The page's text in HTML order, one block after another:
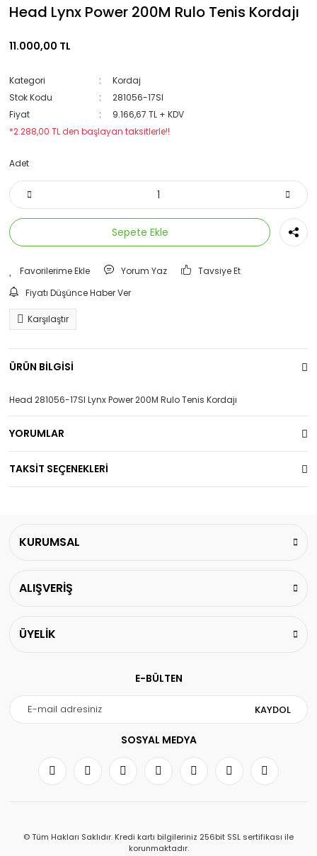
Head Lynx Power 200M Rulo Tenis Kordajı
11.000,00 TL
Kategori
Kordaj
Stok Kodu
281056-17SI
Fiyat
9.166,67 TL + KDV
*2.288,00 TL den başlayan taksitlerle!!
Adet
Sepete Ekle
Yorum Yaz
Tavsiye Et
Fiyatı Düşünce Haber Ver
Karşılaştır
ÜRÜN BİLGİSİ
Head 281056-17SI Lynx Power 200M Rulo Tenis Kordajı
YORUMLAR
TAKSİT SEÇENEKLERİ
KURUMSAL
ALIŞVERİŞ
ÜYELİK
E-BÜLTEN
KAYDOL
SOSYAL MEDYA
© Tüm Hakları Saklıdır. Kredi kartı bilgileriniz 256bit SSL sertifikası ile
korunmaktadır.